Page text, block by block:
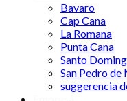
Bavaro
Cap Cana
La Romana
Punta Cana
Santo
San Pedro de
suggerencia